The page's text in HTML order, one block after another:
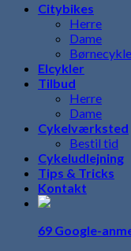
Citybikes
Herre
Dame
Elcykler
Tilbud
Herre
Dame
Cykelværksted
Bestil tid
Cykeludlejning
Tips & Tricks
Kontakt
69 Google-